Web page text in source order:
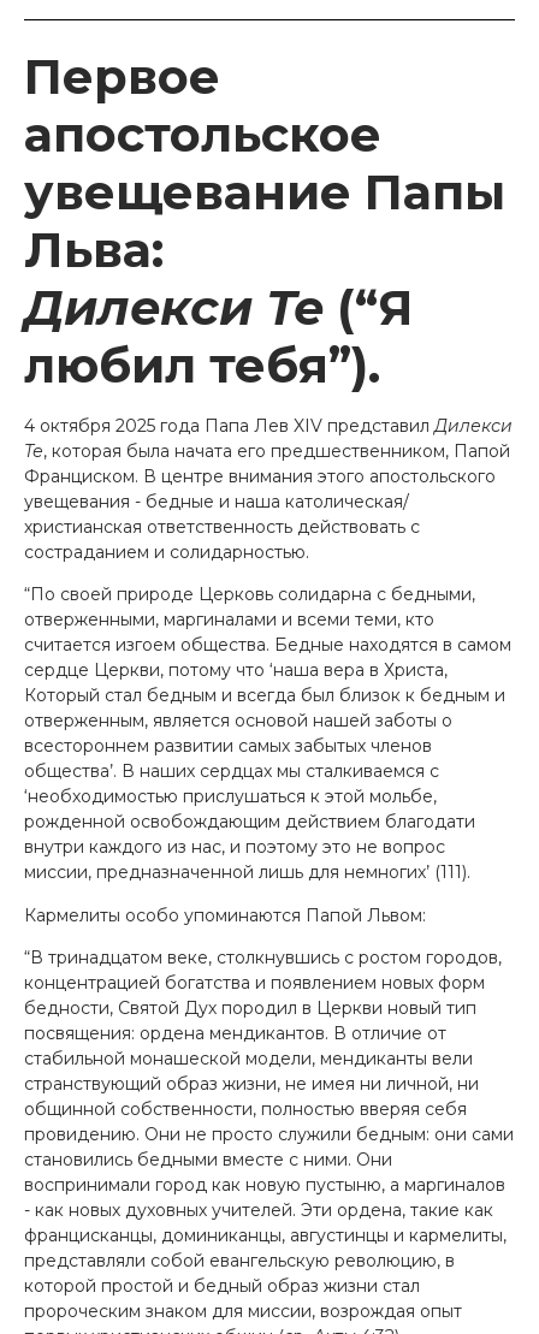
Первое
апостольское
увещевание Папы
Льва:
Дилекси Те (“Я
любил тебя”).
4 октября 2025 года Папа Лев XIV представилДилекси
Те, которая была начата его предшественником, Папой
Франциском. В центре внимания этого апостольского
увещевания - бедные и наша католическая/
христианская ответственность действовать с
состраданием и солидарностью.
“По своей природе Церковь солидарна с бедными,
отверженными, маргиналами и всеми теми, кто
считается изгоем общества. Бедные находятся в самом
сердце Церкви, потому что ‘наша вера в Христа,
Который стал бедным и всегда был близок к бедным и
отверженным, является основой нашей заботы о
всестороннем развитии самых забытых членов
общества’. В наших сердцах мы сталкиваемся с
‘необходимостью прислушаться к этой мольбе,
рожденной освобождающим действием благодати
внутри каждого из нас, и поэтому это не вопрос
миссии, предназначенной лишь для немногих’ (111).
Кармелиты особо упоминаются Папой Львом:
“В тринадцатом веке, столкнувшись с ростом городов,
концентрацией богатства и появлением новых форм
бедности, Святой Дух породил в Церкви новый тип
посвящения: ордена мендикантов. В отличие от
стабильной монашеской модели, мендиканты вели
странствующий образ жизни, не имея ни личной, ни
общинной собственности, полностью вверяя себя
провидению. Они не просто служили бедным: они сами
становились бедными вместе с ними. Они
воспринимали город как новую пустыню, а маргиналов
- как новых духовных учителей. Эти ордена, такие как
францисканцы, доминиканцы, августинцы и кармелиты,
представляли собой евангельскую революцию, в
которой простой и бедный образ жизни стал
пророческим знаком для миссии, возрождая опыт